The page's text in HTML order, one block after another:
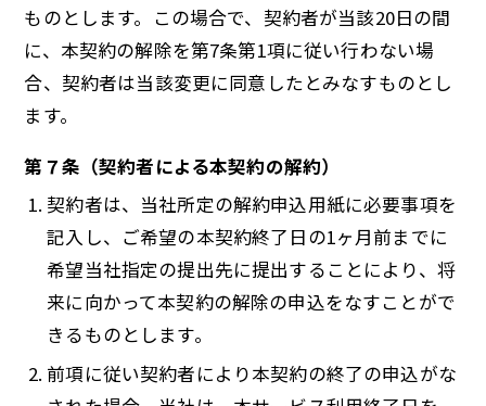
ものとします。この場合で、契約者が当該20日の間
に、本契約の解除を第7条第1項に従い行わない場
合、契約者は当該変更に同意したとみなすものとし
ます。
第７条（契約者による本契約の解約）
契約者は、当社所定の解約申込用紙に必要事項を
記入し、ご希望の本契約終了日の1ヶ月前までに
希望当社指定の提出先に提出することにより、将
来に向かって本契約の解除の申込をなすことがで
きるものとします。
前項に従い契約者により本契約の終了の申込がな